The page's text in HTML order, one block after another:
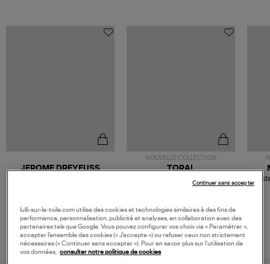
JEROME DREYFUSS
NOUVELLE COLLECTION
TORAL
Mousse
lulli-sur-la-toile.com utilise des cookies et technologies similaires à des fins de
performance, personnalisation, publicité et analyses, en collaboration avec des
partenaires tels que Google. Vous pouvez configurer vos choix via « Paramétrer »,
accepter l’ensemble des cookies (« J’accepte ») ou refuser ceux non strictement
nécessaires (« Continuer sans accepter »). Pour en savoir plus sur l’utilisation de
vos données, consulter notre politique de cookies
Continuer sans accepter